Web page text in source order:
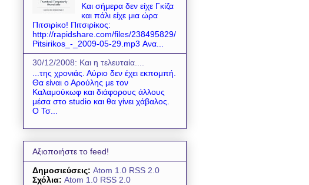
Και σήμερα δεν είχε Γκίζα
και πάλι είχε μια ώρα
Πιτσιρίκο! Πιτσιρίκος:
http://rapidshare.com/files/238495829/
Pitsirikos_-_2009-05-29.mp3 Ανα...
30/12/2008: Και η τελευταία....
...της χρονιάς. Αύριο δεν έχει εκπομπή.
Θα είναι ο Αρούλης με τον
Καλαμούκωφ και διάφορους άλλους
μέσα στο studio και θα γίνει χάβαλος.
Ο Τσ...
Αξιοποιήστε το feed!
Δημοσιεύσεις: Atom 1.0 RSS 2.0
Σχόλια: Atom 1.0 RSS 2.0